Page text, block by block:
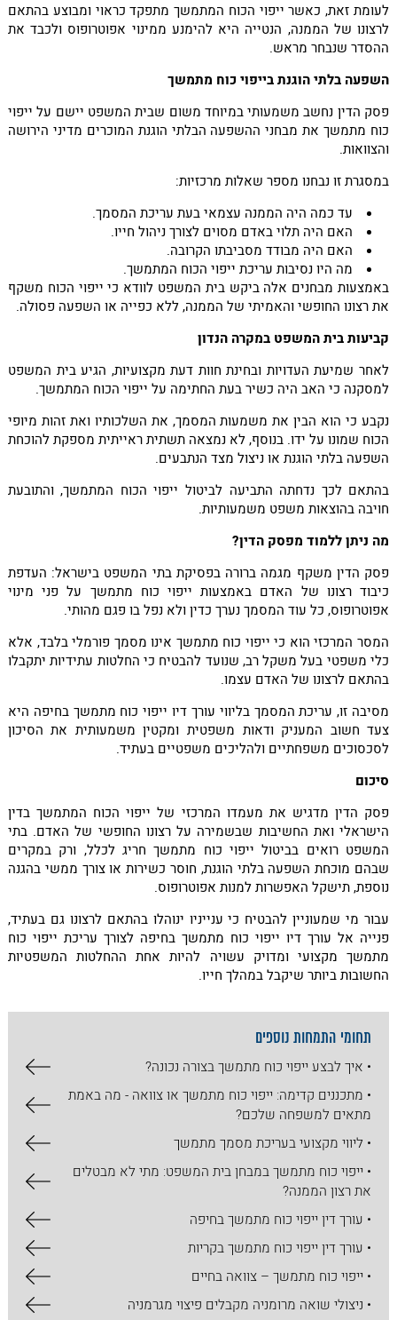
לעומת זאת, כאשר ייפוי הכוח המתמשך מתפקד כראוי ומבוצע בהתאם
לרצונו של הממנה, הנטייה היא להימנע ממינוי אפוטרופוס ולכבד את
ההסדר שנבחר מראש.
השפעה בלתי הוגנת בייפוי כוח מתמשך
פסק הדין נחשב משמעותי במיוחד משום שבית המשפט יישם על ייפוי
כוח מתמשך את מבחני ההשפעה הבלתי הוגנת המוכרים מדיני הירושה
והצוואות.
במסגרת זו נבחנו מספר שאלות מרכזיות:
עד כמה היה הממנה עצמאי בעת עריכת המסמך.
האם היה תלוי באדם מסוים לצורך ניהול חייו.
האם היה מבודד מסביבתו הקרובה.
מה היו נסיבות עריכת ייפוי הכוח המתמשך.
באמצעות מבחנים אלה ביקש בית המשפט לוודא כי ייפוי הכוח משקף
את רצונו החופשי והאמיתי של הממנה, ללא כפייה או השפעה פסולה.
קביעות בית המשפט במקרה הנדון
לאחר שמיעת העדויות ובחינת חוות דעת מקצועיות, הגיע בית המשפט
למסקנה כי האב היה כשיר בעת החתימה על ייפוי הכוח המתמשך.
נקבע כי הוא הבין את משמעות המסמך, את השלכותיו ואת זהות מיופי
הכוח שמונו על ידו. בנוסף, לא נמצאה תשתית ראייתית מספקת להוכחת
השפעה בלתי הוגנת או ניצול מצד הנתבעים.
בהתאם לכך נדחתה התביעה לביטול ייפוי הכוח המתמשך, והתובעת
חויבה בהוצאות משפט משמעותיות.
מה ניתן ללמוד מפסק הדין?
פסק הדין משקף מגמה ברורה בפסיקת בתי המשפט בישראל: העדפת
כיבוד רצונו של האדם באמצעות ייפוי כוח מתמשך על פני מינוי
אפוטרופוס, כל עוד המסמך נערך כדין ולא נפל בו פגם מהותי.
המסר המרכזי הוא כי ייפוי כוח מתמשך אינו מסמך פורמלי בלבד, אלא
כלי משפטי בעל משקל רב, שנועד להבטיח כי החלטות עתידיות יתקבלו
בהתאם לרצונו של האדם עצמו.
מסיבה זו, עריכת המסמך בליווי עורך דיו ייפוי כוח מתמשך בחיפה היא
צעד חשוב המעניק ודאות משפטית ומקטין משמעותית את הסיכון
לסכסוכים משפחתיים ולהליכים משפטיים בעתיד.
סיכום
פסק הדין מדגיש את מעמדו המרכזי של ייפוי הכוח המתמשך בדין
הישראלי ואת החשיבות שבשמירה על רצונו החופשי של האדם. בתי
המשפט רואים בביטול ייפוי כוח מתמשך חריג לכלל, ורק במקרים
שבהם מוכחת השפעה בלתי הוגנת, חוסר כשירות או צורך ממשי בהגנה
נוספת, תישקל האפשרות למנות אפוטרופוס.
עבור מי שמעוניין להבטיח כי ענייניו ינוהלו בהתאם לרצונו גם בעתיד,
פנייה אל עורך דיו ייפוי כוח מתמשך בחיפה לצורך עריכת ייפוי כוח
מתמשך מקצועי ומדויק עשויה להיות אחת ההחלטות המשפטיות
החשובות ביותר שיקבל במהלך חייו.
תחומי התמחות נוספים
• איך לבצע ייפוי כוח מתמשך בצורה נכונה?
• מתכננים קדימה: ייפוי כוח מתמשך או צוואה - מה באמת
מתאים למשפחה שלכם?
• ליווי מקצועי בעריכת מסמך מתמשך
• ייפוי כוח מתמשך במבחן בית המשפט: מתי לא מבטלים
את רצון הממנה?
• עורך דין ייפוי כוח מתמשך בחיפה
• עורך דין ייפוי כוח מתמשך בקריות
• ייפוי כוח מתמשך – צוואה בחיים
• ניצולי שואה מרומניה מקבלים פיצוי מגרמניה